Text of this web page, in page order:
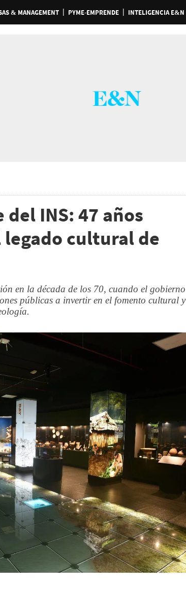
& MANAGEMENT PYME-EMPRENDE INTELIGENCIA E&N
del INS: 47 años
cultural de
en la década de los 70, cuando el gobierno
públicas a invertir en el fomento cultural y